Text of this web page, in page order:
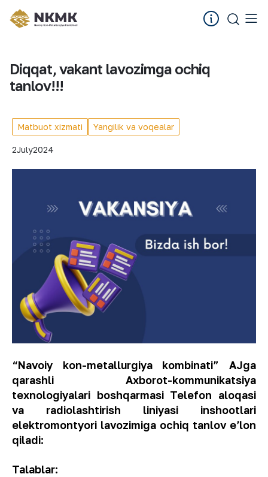
Diqqat, vakant lavozimga ochiq
tanlov!!!
Matbuot xizmati Yangilik va voqealar
2July2024
“Navoiy kon-metallurgiya kombinati” AJga
qarashli Axborot-kommunikatsiya
texnologiyalari boshqarmasi Telefon aloqasi
va radiolashtirish liniyasi inshootlari
elektromontyori lavozimiga ochiq tanlov eʼlon
qiladi:
Talablar: